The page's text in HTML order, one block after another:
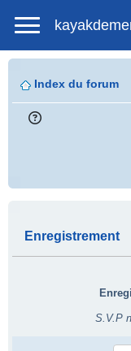
Index du forum
Enregistrement
S.V.P